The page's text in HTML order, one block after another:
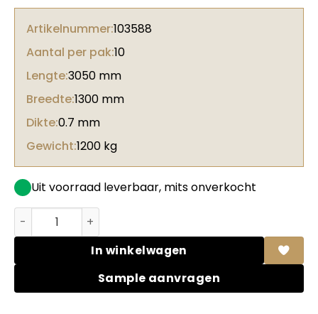
Artikelnummer:103588
Aantal per pak:10
Lengte:3050 mm
Breedte:1300 mm
Dikte:0.7 mm
Gewicht:1200 kg
Uit voorraad leverbaar, mits onverkocht
Formica HPL F8829 Graphite twill Plex + folie aantal
In winkelwagen
Sample aanvragen